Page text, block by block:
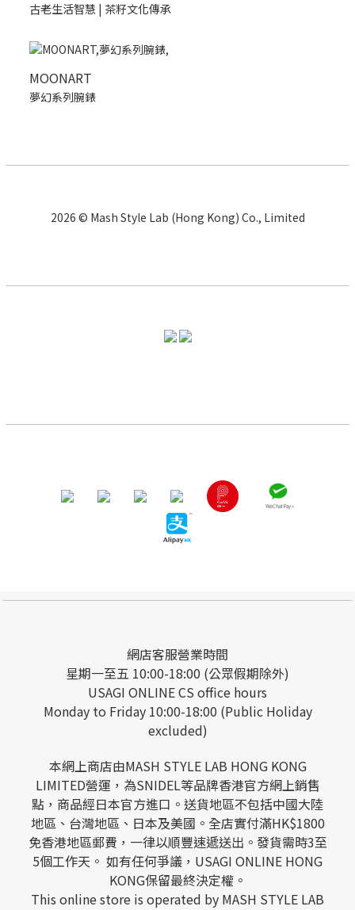
古老生活智慧 | 茶籽文化傳承
MOONART
夢幻系列腕錶
2026 © Mash Style Lab (Hong Kong) Co., Limited
網店客服營業時間
星期一至五 10:00-18:00 (公眾假期除外)
USAGI ONLINE CS office hours
Monday to Friday 10:00-18:00 (Public Holiday
excluded)
本網上商店由MASH STYLE LAB HONG KONG
LIMITED營運，為SNIDEL等品牌香港官方網上銷售
點，商品經日本官方進口。送貨地區不包括中國大陸
地區、台灣地區、日本及美國。全店實付滿HK$1800
免香港地區郵費，一律以順豐速遞送出。發貨需時3至
5個工作天。 如有任何爭議，USAGI ONLINE HONG
KONG保留最終決定權。
This online store is operated by MASH STYLE LAB